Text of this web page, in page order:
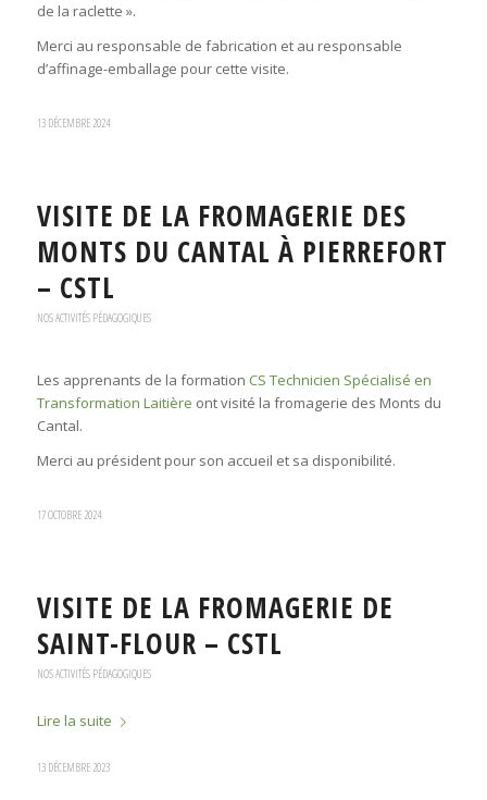
de la raclette ».
Merci au responsable de fabrication et au responsable
d’affinage-emballage pour cette visite.
13 DÉCEMBRE 2024
VISITE DE LA FROMAGERIE DES
MONTS DU CANTAL À PIERREFORT
– CSTL
NOS ACTIVITÉS PÉDAGOGIQUES
Les apprenants de la formation CS Technicien Spécialisé en
Transformation Laitière ont visité la fromagerie des Monts du
Cantal.
Merci au président pour son accueil et sa disponibilité.
17 OCTOBRE 2024
VISITE DE LA FROMAGERIE DE
SAINT-FLOUR – CSTL
NOS ACTIVITÉS PÉDAGOGIQUES
Lire la suite
13 DÉCEMBRE 2023